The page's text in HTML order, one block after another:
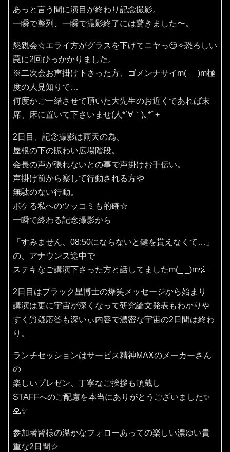
あっと言う間に演目が終わり記念撮影。
一瞬で整列、一瞬で撮影終了には驚きました〜。
懇親会☆エライ方がグラスを下げてニヤっ😏✧恐ろしい
罠に2回ひっかかりました。
※二次会お声掛け下さった方、ゴメンナサイm(_ _)m極
度の人見知りで…
何度かご一緒させて頂いた大先生のお近くであれば末
席、床に置いて下さいませ(⁠人⁠*⁠´⁠∀⁠｀⁠)⁠｡⁠*ﾟ⁠+
2日目、記念撮影は雨天の為、
屋根の下の賑わい広場階段。
会長の声が張れないとの事で声掛けお手伝い。
声掛け前から察して行動される方や
無駄のない行動。
ボケる私へのツッコミも的確☆
一瞬で終わる記念撮影から
「すみません、08:50にならないと鍵を貰えなくて…」
の、アナウンス途中で
ステキなご講演下さった方と話してましたm(_ _)m💦
2日目はブラック星博士の爆笑メッセージから始まり
講演は更に宇宙が深くなって研究論文発表もわかりや
すく質疑応答も深いぃ内容で濃密な宇宙の2日間は終わ
り。
ランチセッションはサービス精神MAXのメーカーさん
の
楽しいプレゼン、丁寧なご挨拶も頂戴し
STAFFへのご配慮を本当にありがとうございました✨
🙏✨
参加者皆様の温かなフォローあっての楽しい濃ゆい貴
重な2日間☆